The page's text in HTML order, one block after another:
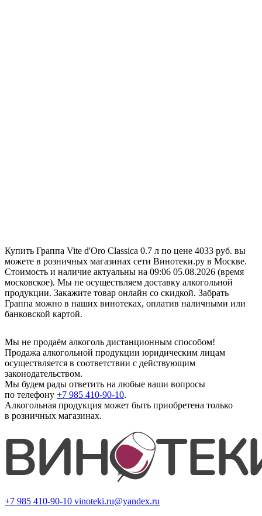
Купить Граппа Vite d'Oro Classica 0.7 л по цене 4033 руб. вы
можете в розничных магазинах сети Винотеки.ру в Москве.
Стоимость и наличие актуальны на 09:06 05.08.2026 (время
московское). Мы не осуществляем доставку алкогольной
продукции. Закажите товар онлайн со скидкой. Забрать
Граппа можно в наших винотеках, оплатив наличными или
банковской картой.
Мы не продаём алкоголь дистанционным способом!
Продажа алкогольной продукции юридическим лицам
осуществляется в соответствии с действующим
законодательством.
Мы будем рады ответить на любые ваши вопросы
по телефону +7 985 410-90-10.
Алкогольная продукция может быть приобретена только
в розничных магазинах.
+7 985 410-90-10 vinoteki.ru@yandex.ru